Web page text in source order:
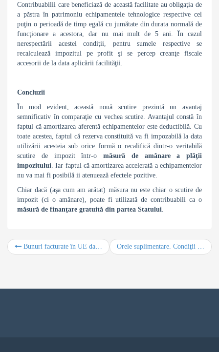
Contribuabilii care beneficiază de această facilitate au obligaţia de
a păstra în patrimoniu echipamentele tehnologice respective cel
puţin o perioadă de timp egală cu jumătate din durata normală de
funcţionare a acestora, dar nu mai mult de 5 ani. În cazul
nerespectării acestei condiţii, pentru sumele respective se
recalculează impozitul pe profit şi se percep creanţe fiscale
accesorii de la data aplicării facilităţii.
Concluzii
În mod evident, această nouă scutire prezintă un avantaj
semnificativ în comparaţie cu vechea scutire. Avantajul constă în
faptul că amortizarea aferentă echipamentelor este deductibilă. Cu
toate acestea, faptul că rezerva constituită va fi impozabilă la data
utilizării acesteia sub orice formă o recalifică dintr-o veritabilă
scutire de impozit într-o măsură de amânare a plăţii
impozitului. Iar faptul că amortizarea accelerată a echipamentelor
nu va mai fi posibilă ii atenuează efectele pozitive.
Chiar dacă (aşa cum am arătat) măsura nu este chiar o scutire de
impozit (ci o amânare), poate fi utilizată de contribuabili ca o
măsură de finanţare gratuită din partea Statului.
Bunuri facturate în UE dar transportate ulterior – Factură cu sau fără TVA? Orele suplimentare. Condiţii de efectuare şi modalităţi de recompensare